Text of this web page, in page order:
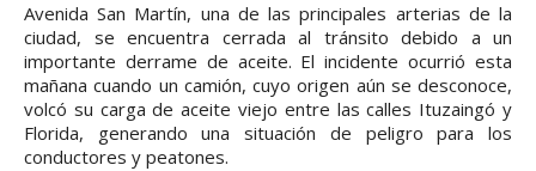
Avenida San Martín, una de las principales arterias de la
ciudad, se encuentra cerrada al tránsito debido a un
importante derrame de aceite. El incidente ocurrió esta
mañana cuando un camión, cuyo origen aún se desconoce,
volcó su carga de aceite viejo entre las calles Ituzaingó y
Florida, generando una situación de peligro para los
conductores y peatones.